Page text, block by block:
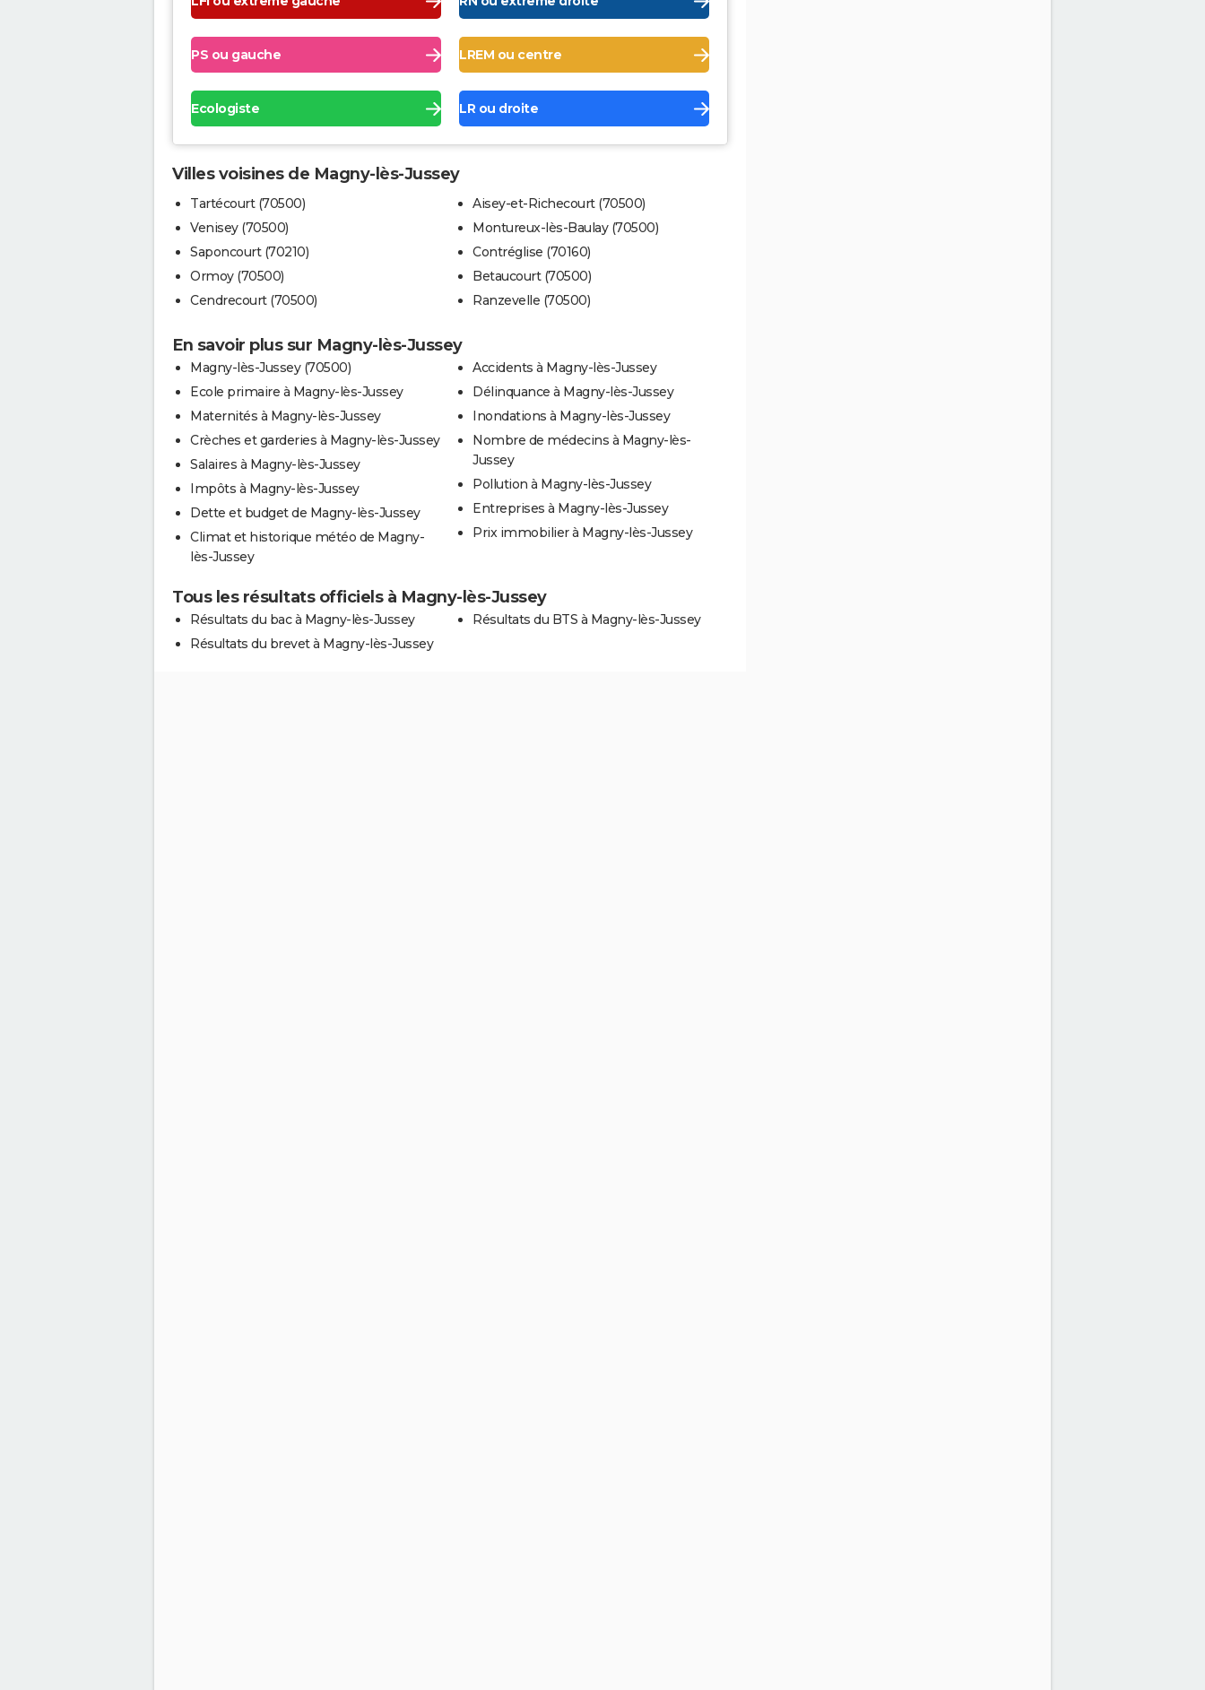
PS ou gauche LREM ou centre
Ecologiste LR ou droite
Villes voisines de Magny-lès-Jussey
Tartécourt (70500)
Venisey (70500)
Saponcourt (70210)
Ormoy (70500)
Cendrecourt (70500)
Aisey-et-Richecourt (70500)
Montureux-lès-Baulay (70500)
Contréglise (70160)
Betaucourt (70500)
Ranzevelle (70500)
En savoir plus sur Magny-lès-Jussey
Magny-lès-Jussey (70500)
Ecole primaire à Magny-lès-Jussey
Maternités à Magny-lès-Jussey
Crèches et garderies à Magny-lès-Jussey
Salaires à Magny-lès-Jussey
Impôts à Magny-lès-Jussey
Dette et budget de Magny-lès-Jussey
Climat et historique météo de Magny-
lès-Jussey
Accidents à Magny-lès-Jussey
Délinquance à Magny-lès-Jussey
Inondations à Magny-lès-Jussey
Nombre de médecins à Magny-lès-
Jussey
Pollution à Magny-lès-Jussey
Entreprises à Magny-lès-Jussey
Prix immobilier à Magny-lès-Jussey
Tous les résultats officiels à Magny-lès-Jussey
Résultats du bac à Magny-lès-Jussey
Résultats du brevet à Magny-lès-Jussey
Résultats du BTS à Magny-lès-Jussey